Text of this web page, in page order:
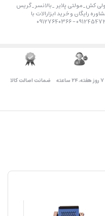
کش_مولتی پلایر _بالانسر_گریس
رایگان و خرید ابزارالات با
۷ روز ﻫﻔﺘﻪ، ۲۴ ﺳﺎﻋﺘﻪ ضمانت اصالت کالا